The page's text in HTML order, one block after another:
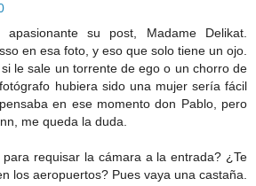
apasionante su post, Madame Delikat.
en esa foto, y eso que solo tiene un ojo.
le sale un torrente de ego o un chorro de
hubiera sido una mujer sería fácil
en ese momento don Pablo, pero
me queda la duda.
requisar la cámara a la entrada? ¿Te
los aeropuertos? Pues vaya una castaña.